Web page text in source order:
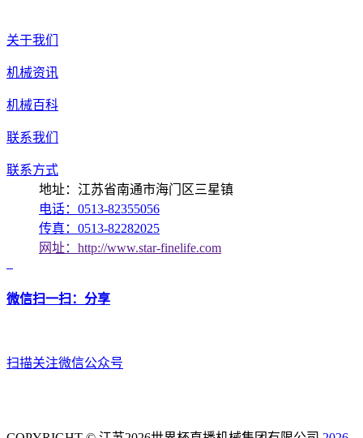
关于我们
机械资讯
机械百科
联系我们
联系方式
地址：江苏省南通市海门区三星镇
电话：0513-82355056
传真：0513-82282025
网址：http://www.star-finelife.com
微信扫一扫：分享
扫描关注微信公众号